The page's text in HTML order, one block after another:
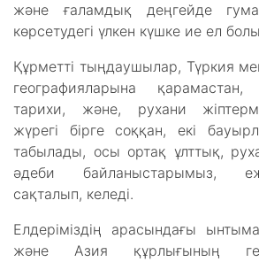
және ғаламдық деңгейде
көрсетудегі үлкен күшке ие ел
Құрметті тыңдаушылар, Түркия
географияларына
тарихи, және, рухани
жүрегі бірге соққан, екі
табылады, осы ортақ ұлттық,
әдеби байланыстарымыз,
сақталып, келеді.
Елдеріміздің арасындағы
және Азия құрлығының